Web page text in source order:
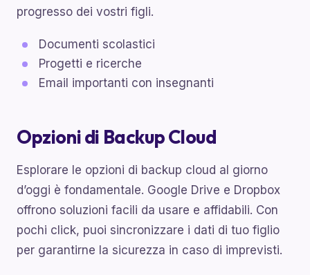
progresso dei vostri figli.
Documenti scolastici
Progetti e ricerche
Email importanti con insegnanti
Opzioni di Backup Cloud
Esplorare le opzioni di backup cloud al giorno
d’oggi è fondamentale. Google Drive e Dropbox
offrono soluzioni facili da usare e affidabili. Con
pochi click, puoi sincronizzare i dati di tuo figlio
per garantirne la sicurezza in caso di imprevisti.